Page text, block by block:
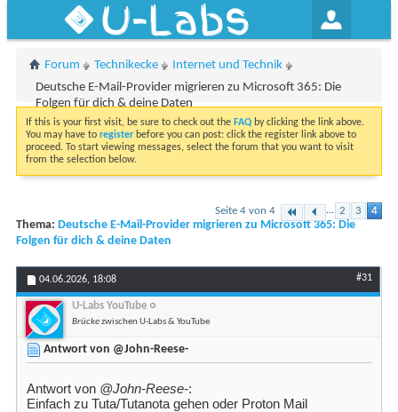
U-Labs
Forum Technikecke
Internet und Technik
Deutsche E-Mail-Provider migrieren zu Microsoft 365: Die
Folgen für dich & deine Daten
If this is your first visit, be sure to check out the FAQ by clicking the link above.
You may have to register before you can post: click the register link above to
proceed. To start viewing messages, select the forum that you want to visit
from the selection below.
Seite 4 von 4 ... 2 3 4
Thema: Deutsche E-Mail-Provider migrieren zu Microsoft 365: Die
Folgen für dich & deine Daten
04.06.2026, 18:08 #31
U-Labs YouTube
Brückezwischen U-Labs & YouTube
Antwort von @John-Reese-
Antwort von @John-Reese-:
Einfach zu Tuta/Tutanota gehen oder Proton Mail